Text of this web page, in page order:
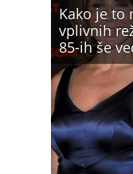
Kako je to
vplivnih
85-ih še